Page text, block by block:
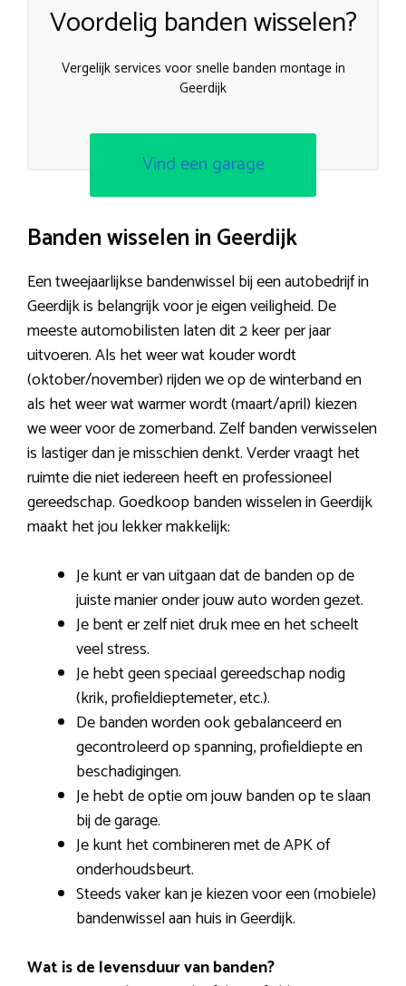
Voordelig banden wisselen?
Vergelijk services voor snelle banden montage in
Geerdijk
Vind een garage
Banden wisselen in Geerdijk
Een tweejaarlijkse bandenwissel bij een autobedrijf in
Geerdijk is belangrijk voor je eigen veiligheid. De
meeste automobilisten laten dit 2 keer per jaar
uitvoeren. Als het weer wat kouder wordt
(oktober/november) rijden we op de winterband en
als het weer wat warmer wordt (maart/april) kiezen
we weer voor de zomerband. Zelf banden verwisselen
is lastiger dan je misschien denkt. Verder vraagt het
ruimte die niet iedereen heeft en professioneel
gereedschap. Goedkoop banden wisselen in Geerdijk
maakt het jou lekker makkelijk:
Je kunt er van uitgaan dat de banden op de
juiste manier onder jouw auto worden gezet.
Je bent er zelf niet druk mee en het scheelt
veel stress.
Je hebt geen speciaal gereedschap nodig
(krik, profieldieptemeter, etc.).
De banden worden ook gebalanceerd en
gecontroleerd op spanning, profieldiepte en
beschadigingen.
Je hebt de optie om jouw banden op te slaan
bij de garage.
Je kunt het combineren met de APK of
onderhoudsbeurt.
Steeds vaker kan je kiezen voor een (mobiele)
bandenwissel aan huis in Geerdijk.
Wat is de levensduur van banden?